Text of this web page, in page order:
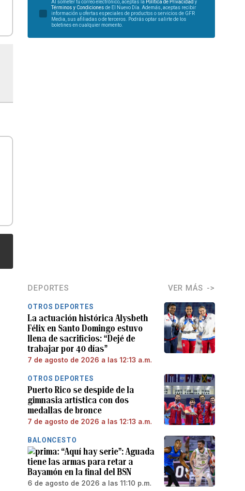
Al someter tu correo electrónico, aceptas la Política de Privacidad y
Términos y Condiciones de El Nuevo Día. Además, aceptas recibir
información u ofertas especiales de productos o servicios de GFR
Media, sus afiliadas o de terceros. Podrás optar salirte de los
boletines en cualquier momento.
DEPORTES VER MÁS
OTROS DEPORTES
La actuación histórica Alysbeth
Félix en Santo Domingo estuvo
llena de sacrificios: “Dejé de
trabajar por 40 días”
7 de agosto de 2026 a las 12:13 a.m.
OTROS DEPORTES
Puerto Rico se despide de la
gimnasia artística con dos
medallas de bronce
7 de agosto de 2026 a las 12:13 a.m.
BALONCESTO
“Aquí hay serie”: Aguada
tiene las armas para retar a
Bayamón en la final del BSN
6 de agosto de 2026 a las 11:10 p.m.